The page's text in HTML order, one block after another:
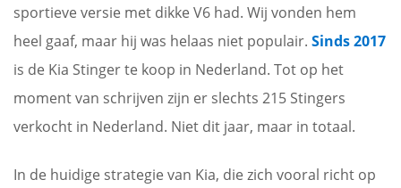
sportieve versie met dikke V6 had. Wij vonden hem
heel gaaf, maar hij was helaas niet populair. Sinds 2017
is de Kia Stinger te koop in Nederland. Tot op het
moment van schrijven zijn er slechts 215 Stingers
verkocht in Nederland. Niet dit jaar, maar in totaal.
In de huidige strategie van Kia, die zich vooral richt op